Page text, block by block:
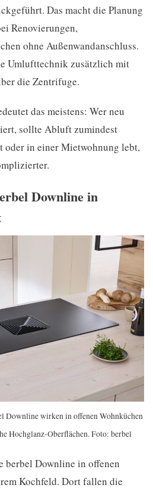
Das macht die Planung
Renovierungen,
ohne Außenwandanschluss.
Umlufttechnik zusätzlich mit
die Zentrifuge.
das meistens: Wer neu
sollte Abluft zumindest
oder in einer Mietwohnung lebt,
Downline in
Downline wirken in offenen Wohnküchen
Hochglanz-Oberflächen. Foto: berbel
berbel Downline in offenen
Kochfeld. Dort fallen die